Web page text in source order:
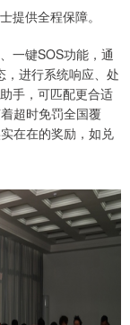
提供全程保障。
一键SOS功能，通
，进行系统响应、处
手，可匹配更合适
超时免罚全国覆
在在的奖励，如兑